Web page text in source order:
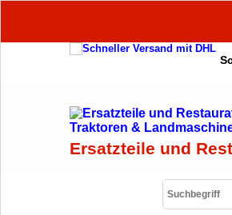
Ersatzteile und